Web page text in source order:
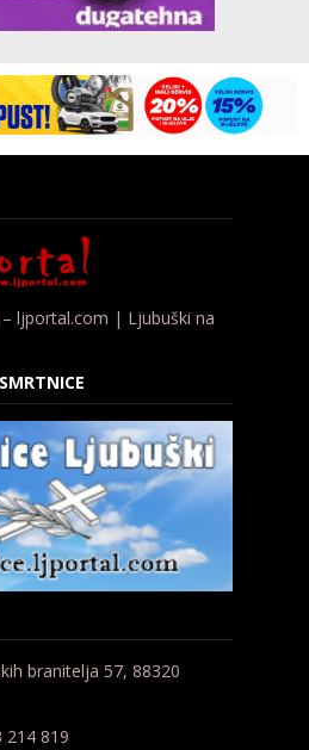
ljportal.com | Ljubuški na
branitelja 57, 88320
214 819